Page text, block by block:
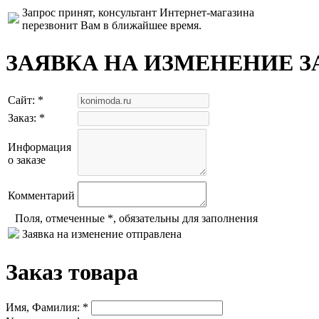
Запрос принят, консультант Интернет-магазина
перезвонит Вам в ближайшее время.
ЗАЯВКА НА ИЗМЕНЕНИЕ
Сайт: *
Заказ: *
Информация
о заказе
Комментарий
Поля, отмеченные *, обязательны для заполнения
Заявка на изменение отправлена
Заказ товара
Имя, Фамилия: *